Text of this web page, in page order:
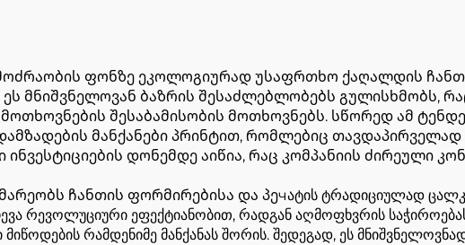
ფონზე ეკოლოგიურად უსაფრთხო ქაღალდის
ეს მნიშვნელოვან ბაზრის შესაძლებლობებს
შესაბამისობის მოთხოვნებს. სწორედ ამ
მანქანები პრინტით, რომლებიც
დონემდე აიწია, რაც კომპანიის ძირეული
ჩანთის ფორმირებისა და პეчატის ტრადიციულად ცალკე
რევოლუციური ეფექტიანობით, რადგან აღმოფხვრის
რამდენიმე მანქანას შორის. შედეგად, ეს